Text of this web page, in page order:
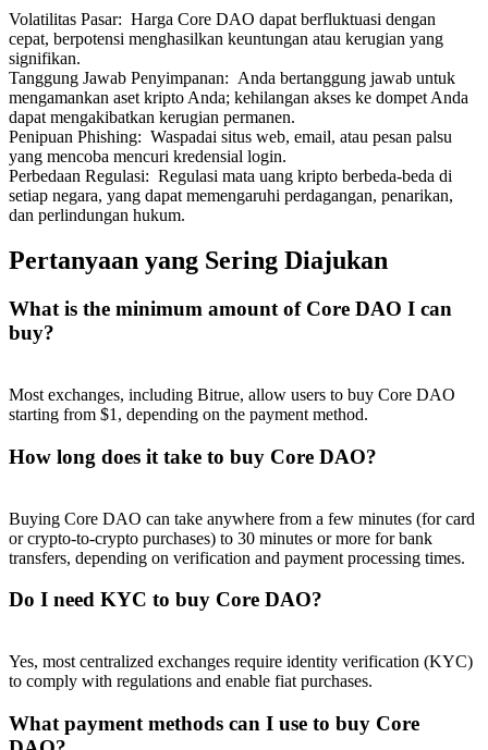
Volatilitas Pasar: Harga Core DAO dapat berfluktuasi dengan
cepat, berpotensi menghasilkan keuntungan atau kerugian yang
signifikan.
Tanggung Jawab Penyimpanan: Anda bertanggung jawab untuk
mengamankan aset kripto Anda; kehilangan akses ke dompet Anda
dapat mengakibatkan kerugian permanen.
Penipuan Phishing: Waspadai situs web, email, atau pesan palsu
yang mencoba mencuri kredensial login.
Perbedaan Regulasi: Regulasi mata uang kripto berbeda-beda di
setiap negara, yang dapat memengaruhi perdagangan, penarikan,
dan perlindungan hukum.
Pertanyaan yang Sering Diajukan
What is the minimum amount of Core DAO I can
buy?
Most exchanges, including Bitrue, allow users to buy Core DAO
starting from $1, depending on the payment method.
How long does it take to buy Core DAO?
Buying Core DAO can take anywhere from a few minutes (for card
or crypto-to-crypto purchases) to 30 minutes or more for bank
transfers, depending on verification and payment processing times.
Do I need KYC to buy Core DAO?
Yes, most centralized exchanges require identity verification (KYC)
to comply with regulations and enable fiat purchases.
What payment methods can I use to buy Core